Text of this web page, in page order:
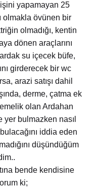
yapamayan 25
olmakla övünen bir
olmadığı, kentin
dönen araçlarını
su içecek büfe,
girderecek bir wc
arazi satışı dahil
derme, çatma ek
olan Ardahan
bulmazken nasıl
iddia eden
düşündüğüm
bende kendisine
ki;